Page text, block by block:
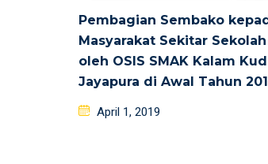
Pembagian Sembako
Masyarakat Sekitar Sekolah
oleh OSIS SMAK Kalam
Jayapura di Awal Tahun
Posted
April 1, 2019